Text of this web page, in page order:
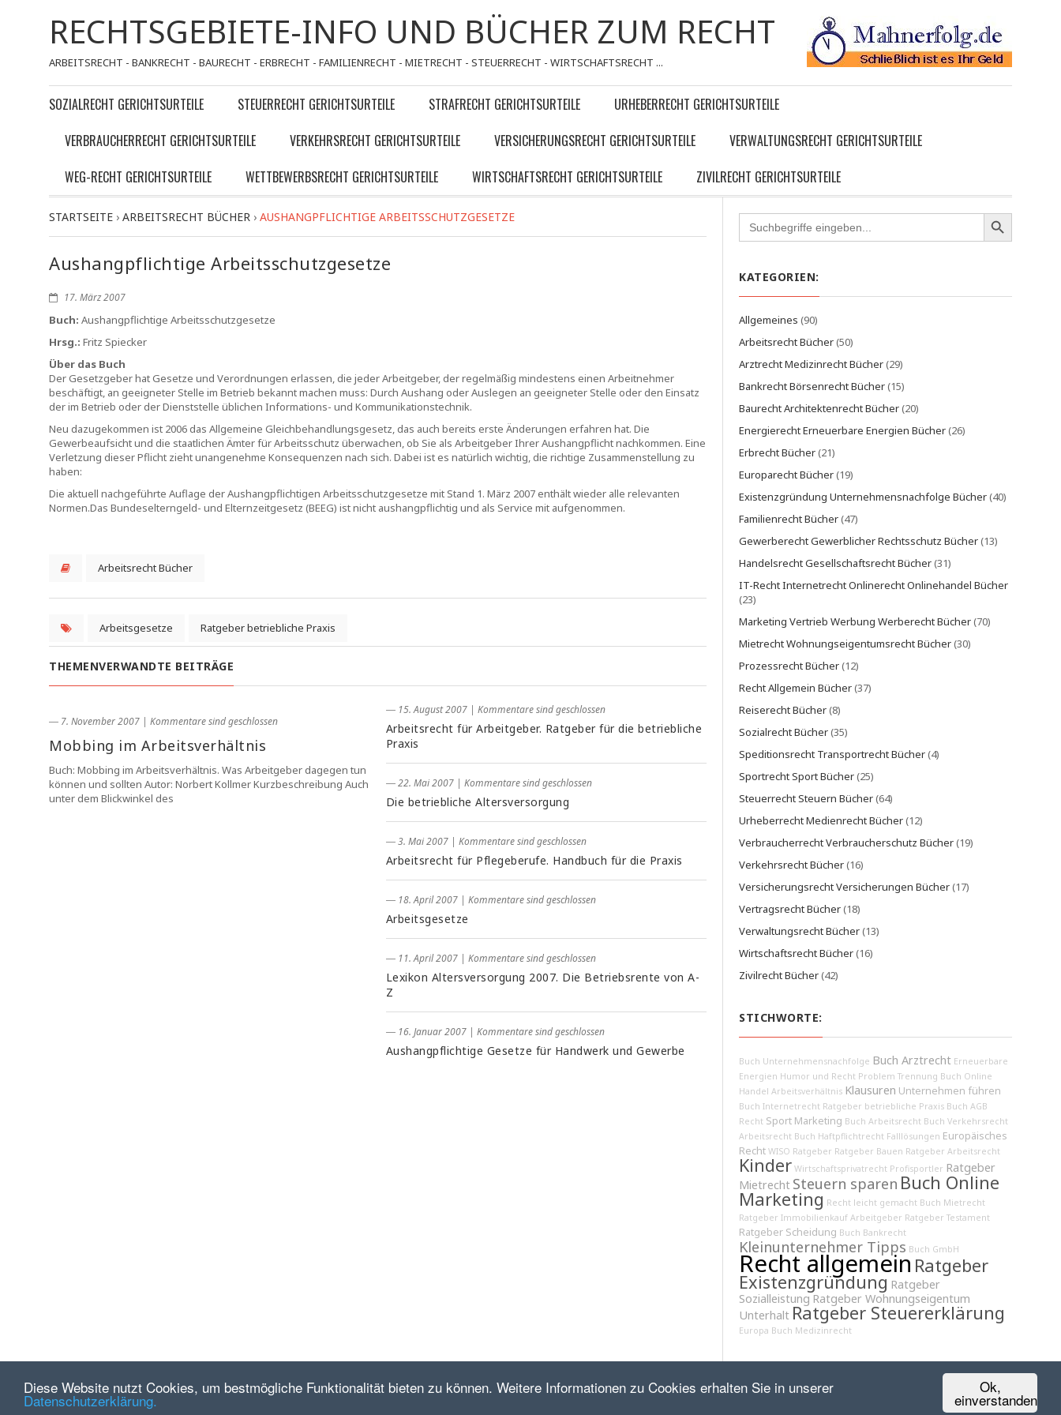
Ok,
einverstanden
Diese Website nutzt Cookies, um bestmögliche Funktionalität bieten zu können. Weitere Informationen zu Cookies erhalten Sie in unserer
Datenschutzerklärung.
RECHTSGEBIETE-INFO UND BÜCHER ZUM RECHT
ARBEITSRECHT - BANKRECHT - BAURECHT - ERBRECHT - FAMILIENRECHT - MIETRECHT - STEUERRECHT - WIRTSCHAFTSRECHT ...
SOZIALRECHT GERICHTSURTEILE STEUERRECHT GERICHTSURTEILE STRAFRECHT GERICHTSURTEILE
URHEBERRECHT GERICHTSURTEILE
VERBRAUCHERRECHT GERICHTSURTEILE
VERKEHRSRECHT GERICHTSURTEILE VERSICHERUNGSRECHT GERICHTSURTEILE
VERWALTUNGSRECHT GERICHTSURTEILE
WEG-RECHT GERICHTSURTEILE
WETTBEWERBSRECHT GERICHTSURTEILE WIRTSCHAFTSRECHT GERICHTSURTEILE ZIVILRECHT GERICHTSURTEILE
STARTSEITE › ARBEITSRECHT BÜCHER › AUSHANGPFLICHTIGE ARBEITSSCHUTZGESETZE
Aushangpflichtige Arbeitsschutzgesetze
17. März 2007
Buch: Aushangpflichtige Arbeitsschutzgesetze
Hrsg.: Fritz Spiecker
Über das Buch
Der Gesetzgeber hat Gesetze und Verordnungen erlassen, die jeder Arbeitgeber, der regelmäßig mindestens einen Arbeitnehmer
beschäftigt, an geeigneter Stelle im Betrieb bekannt machen muss: Durch Aushang oder Auslegen an geeigneter Stelle oder den Einsatz
der im Betrieb oder der Dienststelle üblichen Informations- und Kommunikationstechnik.
Neu dazugekommen ist 2006 das Allgemeine Gleichbehandlungsgesetz, das auch bereits erste Änderungen erfahren hat. Die
Gewerbeaufsicht und die staatlichen Ämter für Arbeitsschutz überwachen, ob Sie als Arbeitgeber Ihrer Aushangpflicht nachkommen. Eine
Verletzung dieser Pflicht zieht unangenehme Konsequenzen nach sich. Dabei ist es natürlich wichtig, die richtige Zusammenstellung zu
haben:
Die aktuell nachgeführte Auflage der Aushangpflichtigen Arbeitsschutzgesetze mit Stand 1. März 2007 enthält wieder alle relevanten
Normen.Das Bundeselterngeld- und Elternzeitgesetz (BEEG) ist nicht aushangpflichtig und als Service mit aufgenommen.
Arbeitsrecht Bücher
Arbeitsgesetze Ratgeber betriebliche Praxis
THEMENVERWANDTE BEITRÄGE
― 7. November 2007 | Kommentare sind geschlossen
Mobbing im Arbeitsverhältnis
Buch: Mobbing im Arbeitsverhältnis. Was Arbeitgeber dagegen tun
können und sollten Autor: Norbert Kollmer Kurzbeschreibung Auch
unter dem Blickwinkel des
― 15. August 2007 | Kommentare sind geschlossen
Arbeitsrecht für Arbeitgeber. Ratgeber für die betriebliche
Praxis
― 22. Mai 2007 | Kommentare sind geschlossen
Die betriebliche Altersversorgung
― 3. Mai 2007 | Kommentare sind geschlossen
Arbeitsrecht für Pflegeberufe. Handbuch für die Praxis
― 18. April 2007 | Kommentare sind geschlossen
Arbeitsgesetze
― 11. April 2007 | Kommentare sind geschlossen
Lexikon Altersversorgung 2007. Die Betriebsrente von A-
Z
― 16. Januar 2007 | Kommentare sind geschlossen
Aushangpflichtige Gesetze für Handwerk und Gewerbe
Search
for:
KATEGORIEN:
Allgemeines (90)
Arbeitsrecht Bücher(50)
Arztrecht Medizinrecht Bücher(29)
Bankrecht Börsenrecht Bücher(15)
Baurecht Architektenrecht Bücher(20)
Energierecht Erneuerbare Energien Bücher(26)
Erbrecht Bücher(21)
Europarecht Bücher(19)
Existenzgründung Unternehmensnachfolge Bücher(40)
Familienrecht Bücher(47)
Gewerberecht Gewerblicher Rechtsschutz Bücher(13)
Handelsrecht Gesellschaftsrecht Bücher(31)
IT-Recht Internetrecht Onlinerecht Onlinehandel Bücher
(23)
Marketing Vertrieb Werbung Werberecht Bücher(70)
Mietrecht Wohnungseigentumsrecht Bücher(30)
Prozessrecht Bücher(12)
Recht Allgemein Bücher(37)
Reiserecht Bücher(8)
Sozialrecht Bücher(35)
Speditionsrecht Transportrecht Bücher(4)
Sportrecht Sport Bücher(25)
Steuerrecht Steuern Bücher(64)
Urheberrecht Medienrecht Bücher(12)
Verbraucherrecht Verbraucherschutz Bücher(19)
Verkehrsrecht Bücher(16)
Versicherungsrecht Versicherungen Bücher(17)
Vertragsrecht Bücher(18)
Verwaltungsrecht Bücher(13)
Wirtschaftsrecht Bücher(16)
Zivilrecht Bücher(42)
STICHWORTE:
Buch Unternehmensnachfolge Buch Arztrecht Erneuerbare
Energien Humor und Recht Problem Trennung Buch Online
Handel Arbeitsverhältnis Klausuren Unternehmen führen
Buch Internetrecht Ratgeber betriebliche Praxis Buch AGB
Recht Sport Marketing Buch Arbeitsrecht Buch Verkehrsrecht
Arbeitsrecht Buch Haftpflichtrecht Falllösungen Europäisches
Recht WISO Ratgeber Ratgeber Bauen Ratgeber Arbeitsrecht
Kinder Wirtschaftsprivatrecht Profisportler Ratgeber
Mietrecht Steuern sparen Buch Online
Marketing Recht leicht gemacht Buch Mietrecht
Ratgeber Immobilienkauf Arbeitgeber Ratgeber Testament
Ratgeber Scheidung Buch Bankrecht
Kleinunternehmer Tipps Buch GmbH
Recht allgemein Ratgeber
Existenzgründung Ratgeber
Sozialleistung Ratgeber Wohnungseigentum
Unterhalt Ratgeber Steuererklärung
Europa Buch Medizinrecht
Datenschutz